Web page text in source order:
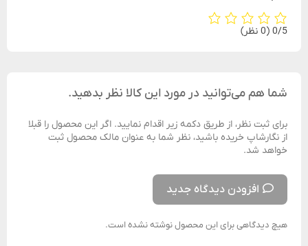
‫0/5 ‫(0 نظر)
شما هم می‌توانید در مورد این کالا نظر بدهید.
برای ثبت نظر، از طریق دکمه زیر اقدام نمایید. اگر این محصول را قبلا
از نگارشاپ خریده باشید، نظر شما به عنوان مالک محصول ثبت
خواهد شد.
افزودن دیدگاه جدید
هیچ دیدگاهی برای این محصول نوشته نشده است.